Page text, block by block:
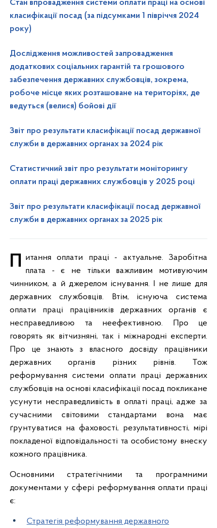
Стан впровадження системи оплати праці на основі
класифікації посад (за підсумками 1 півріччя 2024
року)
Дослідження можливостей запровадження
додаткових соціальних гарантій та грошового
забезпечення державних службовців, зокрема,
робоче місце яких розташоване на територіях, де
ведуться (велися) бойові дії
Звіт про результати класифікації посад державної
служби в державних органах за 2024 рік
Статистичний звіт про результати моніторингу
оплати праці державних службовців у 2025 році
Звіт про результати класифікації посад державної
служби в державних органах за 2025 рік
Питання оплати праці - актуальне. Заробітна плата - є не тільки важливим мотивуючим
чинником, а й джерелом існування. І не лише для
державних службовців. Втім, існуюча система
оплати праці працівників державних органів є
несправедливою та неефективною. Про це
говорять як вітчизняні, так і міжнародні експерти.
Про це знають з власного досвіду працівники
державних органів різних рівнів. Тож
реформування системи оплати праці державних
службовців на основі класифікації посад покликане
усунути несправедливість в оплаті праці, адже за
сучасними світовими стандартами вона має
ґрунтуватися на фаховості, результативності, мірі
покладеної відповідальності та особистому внеску
кожного працівника.
Основними стратегічними та програмними
документами у сфері реформування оплати праці
є:
Стратегія реформування державного